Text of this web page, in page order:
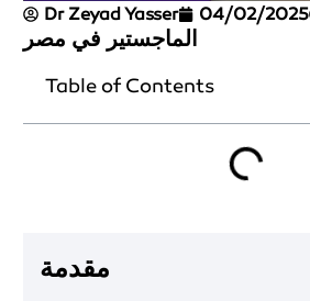
Dr Zeyad Yasser 04/02/2025
الماجستير في مصر
Table of Contents
مقدمة